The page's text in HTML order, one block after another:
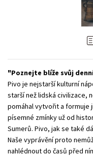
Poznejte blíže svůj
Pivo je nejstarší kulturní
starší než lidská civilizace,
pomáhal vytvořit a formuje
písemné zmínky už od
Sumerů. Pivo, jak se také
Naše vyprávění proto
nahlédnout do časů před